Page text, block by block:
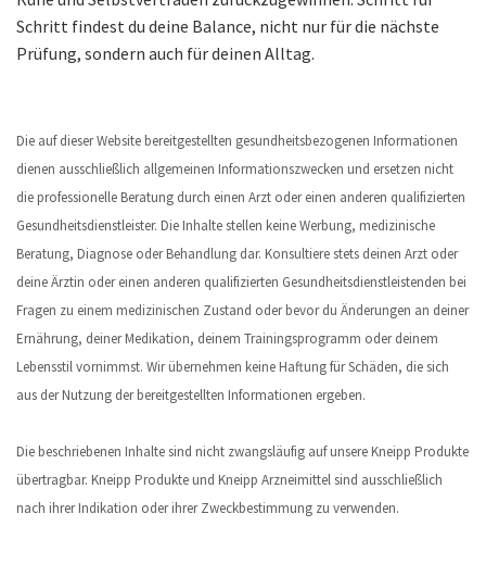
Schritt findest du deine Balance, nicht nur für die nächste
Prüfung, sondern auch für deinen Alltag.
Die auf dieser Website bereitgestellten gesundheitsbezogenen Informationen
dienen ausschließlich allgemeinen Informationszwecken und ersetzen nicht
die professionelle Beratung durch einen Arzt oder einen anderen qualifizierten
Gesundheitsdienstleister. Die Inhalte stellen keine Werbung, medizinische
Beratung, Diagnose oder Behandlung dar. Konsultiere stets deinen Arzt oder
deine Ärztin oder einen anderen qualifizierten Gesundheitsdienstleistenden bei
Fragen zu einem medizinischen Zustand oder bevor du Änderungen an deiner
Ernährung, deiner Medikation, deinem Trainingsprogramm oder deinem
Lebensstil vornimmst. Wir übernehmen keine Haftung für Schäden, die sich
aus der Nutzung der bereitgestellten Informationen ergeben.
Die beschriebenen Inhalte sind nicht zwangsläufig auf unsere Kneipp Produkte
übertragbar. Kneipp Produkte und Kneipp Arzneimittel sind ausschließlich
nach ihrer Indikation oder ihrer Zweckbestimmung zu verwenden.